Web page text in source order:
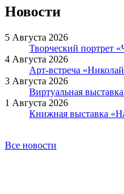
Новости
5 Августа 2026
Творческий портрет
4 Августа 2026
Арт-встреча
3 Августа 2026
Виртуальная
1 Августа 2026
Книжная выставка
Все новости